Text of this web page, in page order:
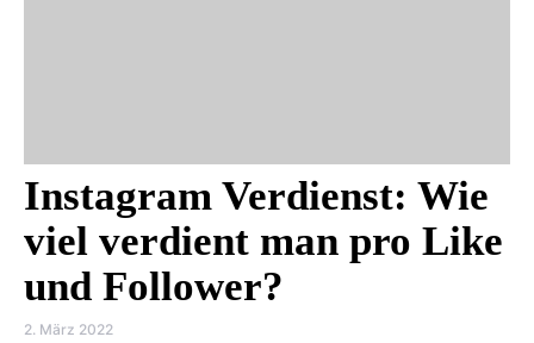
Instagram Verdienst: Wie
viel verdient man pro Like
und Follower?
2. März 2022